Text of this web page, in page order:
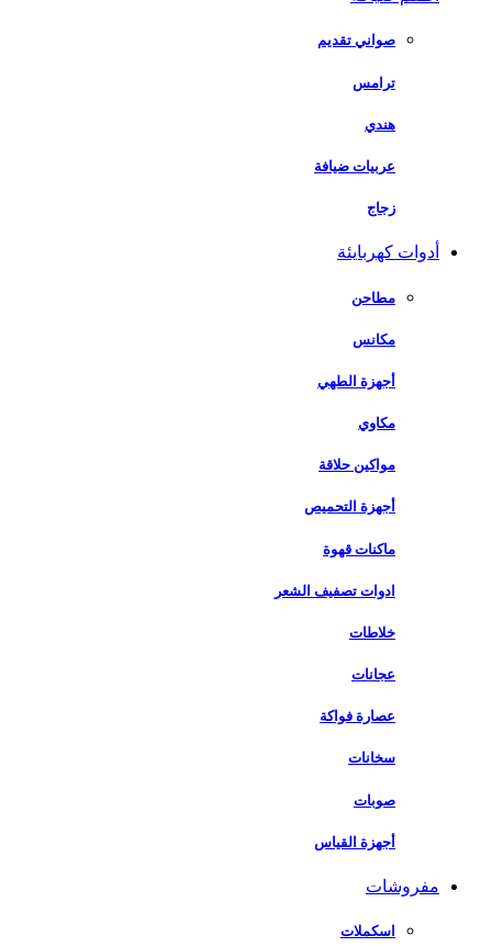
صواني تقديم
ترامس
هندي
عربيات ضيافة
زجاج
أدوات كهربايئة
مطاحن
مكانس
أجهزة الطهي
مكاوي
مواكين حلاقة
أجهزة التحميص
ماكنات قهوة
ادوات تصفيف الشعر
خلاطات
عجانات
عصارة فواكة
سخانات
صوبات
أجهزة القياس
مفروشات
اسكملات